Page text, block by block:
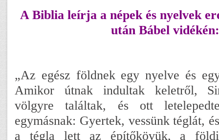
A Biblia leírja a népek és nyelvek
után Bábel vidékén:
„Az egész földnek egy nyelve és
Amikor útnak indultak keletről,
völgyre találtak, és ott
egymásnak: Gyertek, vessünk téglát,
a tégla lett az építőkövük, a